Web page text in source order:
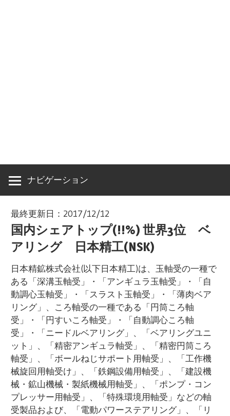
ナビゲーション
最終更新日：2017/12/12
国内シェアトップ(!!%) 世界3位 ベ
アリング 日本精工(NSK)
日本精鉱株式会社(以下日本精工)は、玉軸受の一種で
ある「深溝玉軸受」・「アンギュラ玉軸受」・「自
動調心玉軸受」・「スラスト玉軸受」・「薄肉ベア
リング」、ころ軸受の一種である「円筒ころ軸
受」・「円すいころ軸受」・「自動調心ころ軸
受」・「ニードルベアリング」、「ベアリングユニ
ット」、「精密アンギュラ軸受」、「精密円筒ころ
軸受」、「ボールねじサポート用軸受」、「工作機
械旋回用軸受け」、「鉄鋼設備用軸受」、「建設機
械・鉱山機械・製紙機械用軸受」、「ポンプ・コン
プレッサー用軸受」、「特殊環境用軸受」などの軸
受製品および、「電動パワーステアリング」、「リ